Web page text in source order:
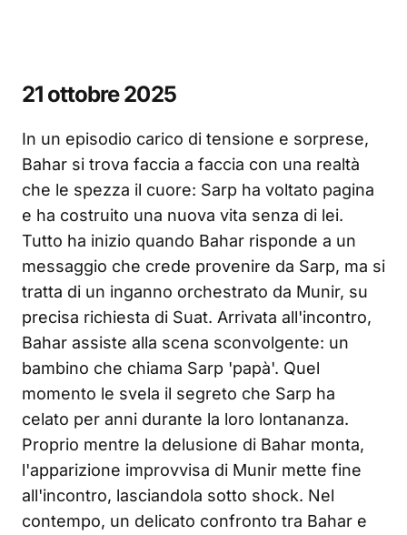
21 ottobre 2025
In un episodio carico di tensione e sorprese,
Bahar si trova faccia a faccia con una realtà
che le spezza il cuore: Sarp ha voltato pagina
e ha costruito una nuova vita senza di lei.
Tutto ha inizio quando Bahar risponde a un
messaggio che crede provenire da Sarp, ma si
tratta di un inganno orchestrato da Munir, su
precisa richiesta di Suat. Arrivata all'incontro,
Bahar assiste alla scena sconvolgente: un
bambino che chiama Sarp 'papà'. Quel
momento le svela il segreto che Sarp ha
celato per anni durante la loro lontananza.
Proprio mentre la delusione di Bahar monta,
l'apparizione improvvisa di Munir mette fine
all'incontro, lasciandola sotto shock. Nel
contempo, un delicato confronto tra Bahar e